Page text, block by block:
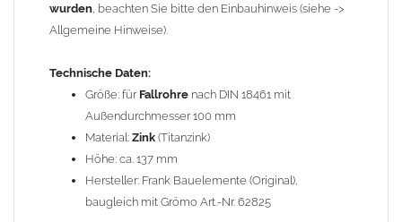
Bauteilen zusammen verbaut werden. Diese Metalle werden
durch Kupferionen stark angegriffen, insbesondere wenn
trennen (z. B. durch Trennstreifen oder Beschichtungen) und den
Wasserfluss so lenken, dass er nur von Zink, Aluminium und
verzinkten Bauteilen in Richtung Kupfer verläuft.
Kombinationen ->Zink, Aluminium und verzinkte Bauteile
können miteinander verbaut werden, da sie in der
elektrochemischen Spannungsreihe nahe beieinander liegen.
Kupfer kann mit Edelstahl und Blei kombiniert werden, da keine
wurden, beachten Sie bitte den Einbauhinweis (siehe ->
Allgemeine Hinweise).
Technische Daten:
Größe: für Fallrohre nach DIN 18461 mit
Außendurchmesser 100 mm
Material: Zink (Titanzink)
Höhe: ca. 137 mm
Hersteller: Frank Bauelemente (Original),
baugleich mit Grömo Art.-Nr. 62825